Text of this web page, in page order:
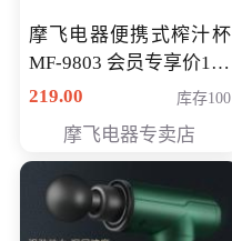
摩飞电器便携式榨汁杯
MF-9803 会员专享价138
元
219.00 库存100
摩飞电器专卖店